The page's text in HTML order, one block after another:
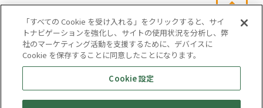
会社概要
サイトマップ
お問い合わせ
個人情報保護方針
株式会社テイツー
「すべての Cookie を受け入れる」をクリックすると、サイ
トナビゲーションを強化し、サイトの使用状況を分析し、弊
社のマーケティング活動を支援するために、デバイスに
Cookie を保存することに同意したことになります。
Cookie 設定